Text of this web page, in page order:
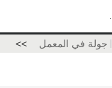
جولة في المعمل >>